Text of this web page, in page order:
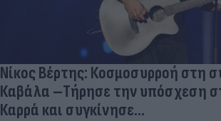
Νίκος Βέρτης: Κοσμοσυρροή στη
Καβάλα –Τήρησε την υπόσχεση
Καρρά και συγκίνησε...